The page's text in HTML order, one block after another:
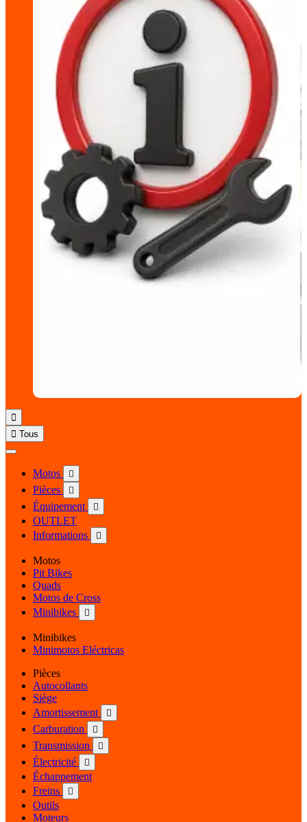

 Tous
Motos 
Pièces 
Équipement 
OUTLET
Informations

Motos
Pit Bikes
Quads
Motos de Cross
Minibikes

Minibikes
Minimotos Eléctricas
Pièces
Autocollants
Siège
Amortissement

Carburation 
Transmission 
Électricité 
Échappement
Freins

Outils
Moteurs